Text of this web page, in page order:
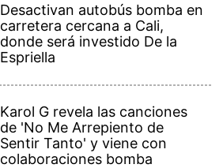
Desactivan autobús bomba en
carretera cercana a Cali,
donde será investido De la
Espriella
Karol G revela las canciones
de 'No Me Arrepiento de
Sentir Tanto' y viene con
colaboraciones bomba